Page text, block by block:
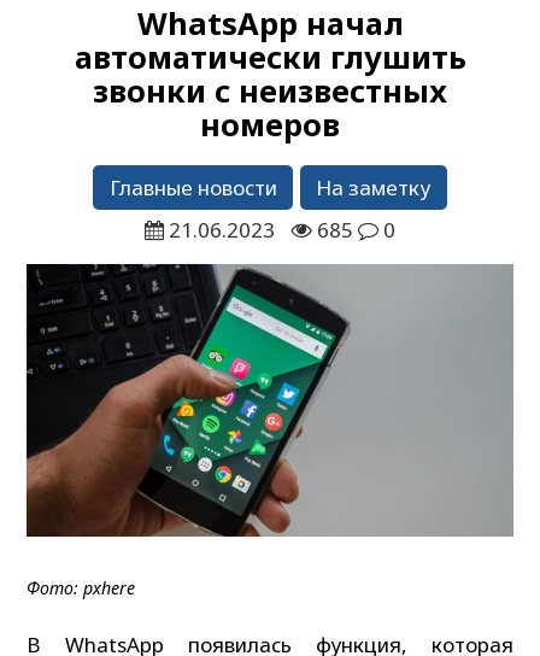
WhatsApp начал
автоматически глушить
звонки с неизвестных
номеров
Главные новости
На заметку
21.06.2023
685 0
Фото: pxhere
В WhatsApp появилась функция, которая